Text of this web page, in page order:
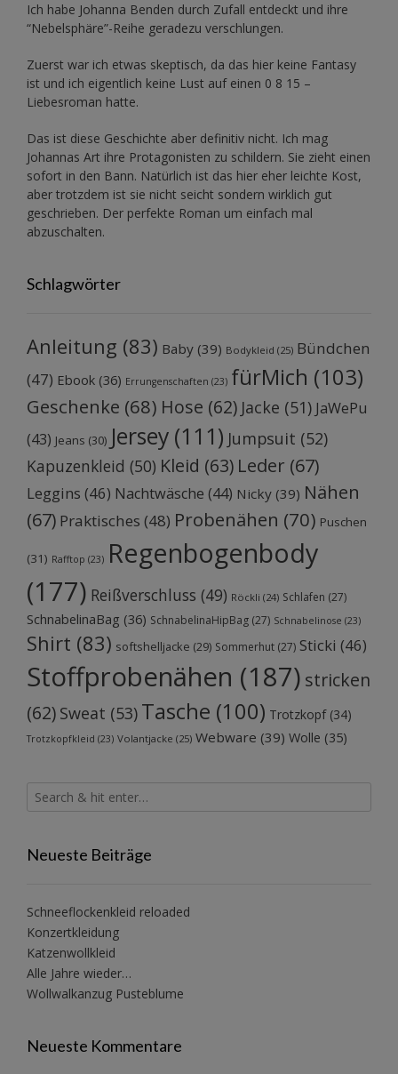
Ich habe Johanna Benden durch Zufall entdeckt und ihre
“Nebelsphäre”-Reihe geradezu verschlungen.
Zuerst war ich etwas skeptisch, da das hier keine Fantasy
ist und ich eigentlich keine Lust auf einen 0 8 15 –
Liebesroman hatte.
Das ist diese Geschichte aber definitiv nicht. Ich mag
Johannas Art ihre Protagonisten zu schildern. Sie zieht einen
sofort in den Bann. Natürlich ist das hier eher leichte Kost,
aber trotzdem ist sie nicht seicht sondern wirklich gut
geschrieben. Der perfekte Roman um einfach mal
abzuschalten.
Schlagwörter
Anleitung (83) Baby (39) Bodykleid (25) Bündchen
(47) Ebook (36) Errungenschaften (23) fürMich (103)
Geschenke (68) Hose (62) Jacke (51) JaWePu
(43) Jeans (30) Jersey (111) Jumpsuit (52)
Kapuzenkleid (50) Kleid (63) Leder (67)
Leggins (46) Nachtwäsche (44) Nicky (39) Nähen
(67) Praktisches (48) Probenähen (70) Puschen
(31) Rafftop (23) Regenbogenbody
(177) Reißverschluss (49) Röckli (24) Schlafen (27)
SchnabelinaBag (36) SchnabelinaHipBag (27) Schnabelinose (23)
Shirt (83) softshelljacke (29) Sommerhut (27) Sticki (46)
Stoffprobenähen (187) stricken
(62) Sweat (53) Tasche (100) Trotzkopf(34)
Trotzkopfkleid (23) Volantjacke (25) Webware (39) Wolle (35)
Neueste Beiträge
Schneeflockenkleid reloaded
Konzertkleidung
Katzenwollkleid
Alle Jahre wieder…
Wollwalkanzug Pusteblume
Neueste Kommentare